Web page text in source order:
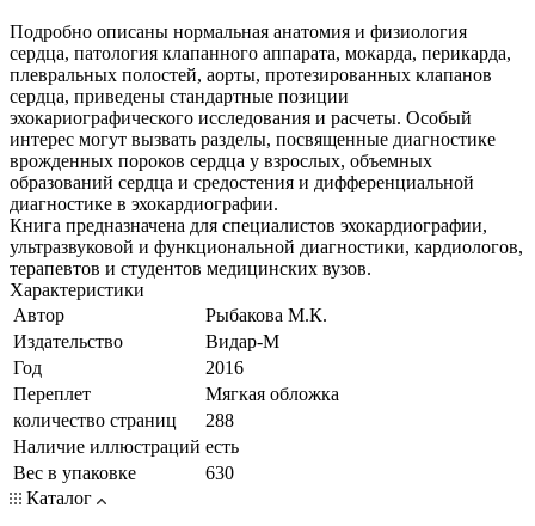
Подробно описаны нормальная анатомия и физиология
сердца, патология клапанного аппарата, мокарда, перикарда,
плевральных полостей, аорты, протезированных клапанов
сердца, приведены стандартные позиции
эхокариографического исследования и расчеты. Особый
интерес могут вызвать разделы, посвященные диагностике
врожденных пороков сердца у взрослых, объемных
образований сердца и средостения и дифференциальной
диагностике в эхокардиографии.
Книга предназначена для специалистов эхокардиографии,
ультразвуковой и функциональной диагностики, кардиологов,
терапевтов и студентов медицинских вузов.
Характеристики
Автор
Рыбакова М.К.
Издательство
Видар-М
Год
2016
Переплет
Мягкая обложка
количество страниц
288
Наличие иллюстраций есть
Вес в упаковке
630
Каталог